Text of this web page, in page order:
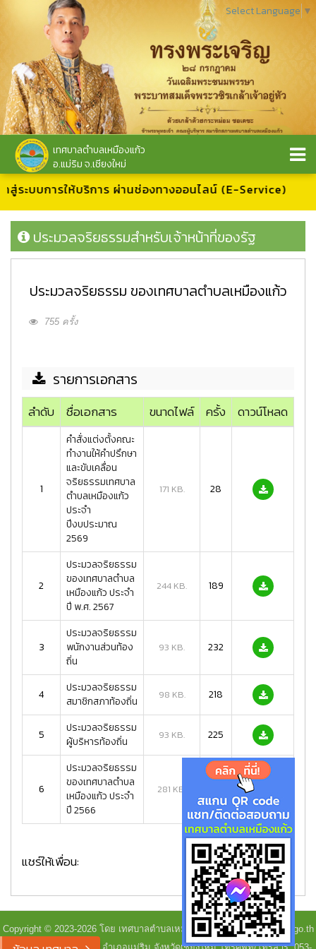
Select Language ▼
เทศบาลตำบลเหมืองแก้ว
อ.แม่ริม จ.เชียงใหม่
ระบบการให้บริการ ผ่านช่องทางออนไลน์ (E-Service)
ประมวลจริยธรรมสำหรับเจ้าหน้าที่ของรัฐ
ประมวลจริยธรรม ของเทศบาลตำบลเหมืองแก้ว
755 ครั้ง
รายการเอกสาร
ลำดับ ชื่อเอกสาร ขนาดไฟล์ ครั้ง ดาวน์โหลด
1
คำสั่งแต่งตั้งคณะ
ทำงานให้คำปรึกษา
และขับเคลื่อน
จริยธรรมเทศบาล
ตำบลเหมืองแก้ว
ประจำ
ปีงบประมาณ
2569
171 KB. 28
2
ประมวลจริยธรรม
ของเทศบาลตำบล
เหมืองแก้ว ประจำ
ปี พ.ศ. 2567
244 KB. 189
3
ประมวลจริยธรรม
พนักงานส่วนท้อง
ถิ่น
93 KB. 232
4
ประมวลจริยธรรม
สมาชิกสภาท้องถิ่น
98 KB. 218
5
ประมวลจริยธรรม
ผู้บริหารท้องถิ่น
93 KB. 225
6
ประมวลจริยธรรม
ของเทศบาลตำบล
เหมืองแก้ว ประจำ
ปี 2566
281 KB.
แชร์ให้เพื่อน:
Copyright © 2023-2026 โดย เทศบาลตำบลเหมืองแก้ว - www.muangkaew.go.th